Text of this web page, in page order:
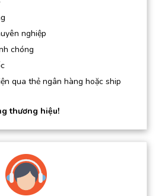
nghiệp
chóng
qua thẻ ngân hàng hoặc ship
thương hiệu!